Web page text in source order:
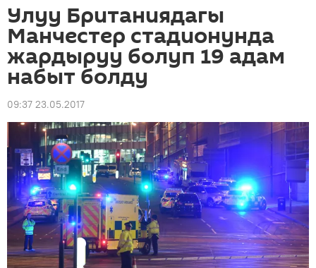
Улуу Британиядагы
Манчестер стадионунда
жардыруу болуп 19 адам
набыт болду
09:37 23.05.2017